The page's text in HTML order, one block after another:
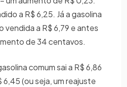
a R$ 6,25. Já a gasolina
vendida a R$ 6,79 e antes
de 34 centavos.
comum sai a R$ 6,86
(ou seja, um reajuste